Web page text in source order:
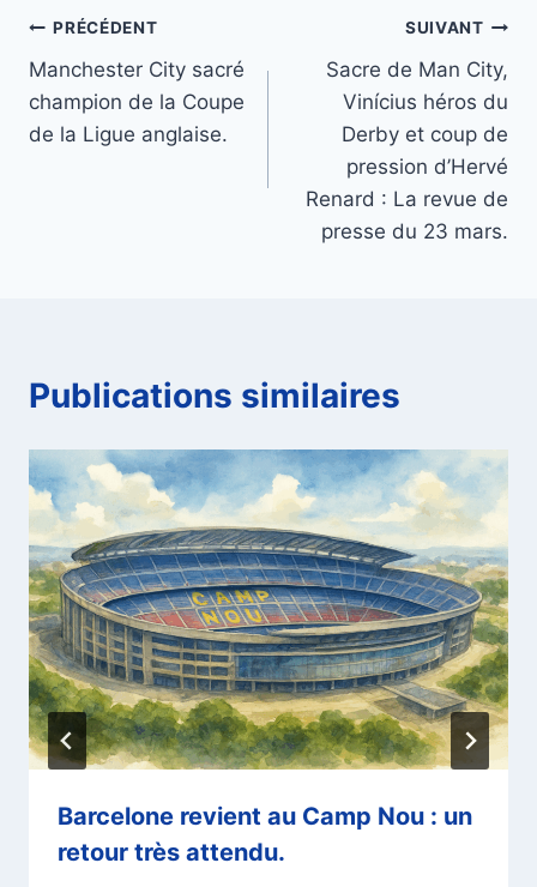
Navigation
de
l’article
PRÉCÉDENT
Manchester City sacré
champion de la Coupe
de la Ligue anglaise.
SUIVANT
Sacre de Man City,
Vinícius héros du
Derby et coup de
pression d’Hervé
Renard : La revue de
presse du 23 mars.
Publications similaires
Barcelone revient au Camp Nou : un
retour très attendu.